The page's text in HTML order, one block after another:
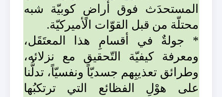
المستحدَث فوق أراضٍ كوبيّة شبه
محتلّة من قبل القوّات الأميركيّة.
* جولةٌ في أقسامِ هذا المعتَقَل،
ومعرفة كيفيّة التّحقيق مع نزلائه،
وطرائق تعذيبِهم جسديّاً ونفسيّاً، تدلُّنا
على هوْلِ الفظائع التي ترتكبُها